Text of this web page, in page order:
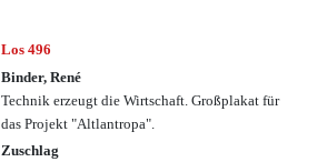
Los 496
Binder, René
Technik erzeugt die Wirtschaft. Großplakat für
das Projekt "Altlantropa".
Zuschlag